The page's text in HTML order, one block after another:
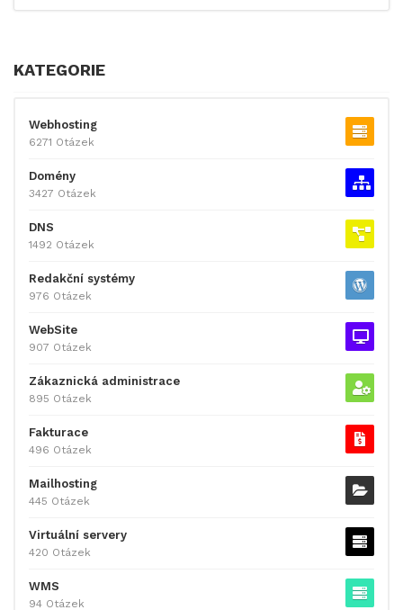
KATEGORIE
Webhosting
6271 Otázek
Domény
3427 Otázek
DNS
1492 Otázek
Redakční systémy
976 Otázek
WebSite
907 Otázek
Zákaznická administrace
895 Otázek
Fakturace
496 Otázek
Mailhosting
445 Otázek
Virtuální servery
420 Otázek
WMS
94 Otázek